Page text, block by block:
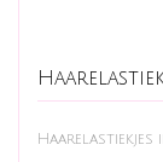
Haarelastiekjes